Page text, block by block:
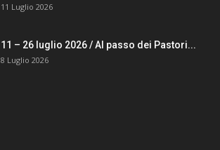
11 Luglio 2026
11 – 26 luglio 2026 / Al passo dei Pastori...
8 Luglio 2026